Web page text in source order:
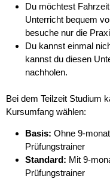
Du möchtest
Unterricht bequem
besuche nur die
Du kannst einmal
kannst du diesen
nachholen.
Bei dem Teilzeit Studium
Kursumfang wählen:
Basis: Ohne 9-
Prüfungstrainer
Standard: Mit 9-
Prüfungstrainer